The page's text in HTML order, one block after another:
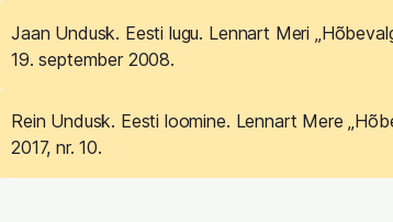
Jaan Undusk. Eesti lugu. Lennart Meri
19. september 2008.
Rein Undusk. Eesti loomine. Lennart Mere
2017, nr. 10.